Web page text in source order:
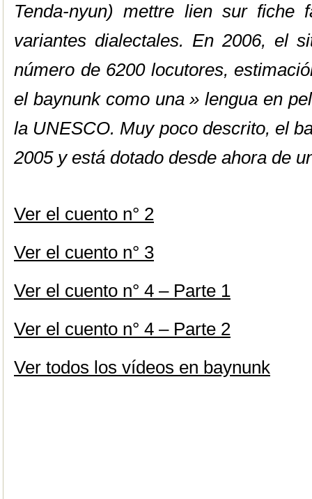
Tenda-nyun) mettre lien sur fiche
variantes dialectales. En 2006, el
número de 6200 locutores,
el baynunk como una » lengua en
la UNESCO. Muy poco descrito, el
2005 y está dotado desde ahora de
Ver el cuento n° 2
Ver el cuento n° 3
Ver el cuento n° 4 – Parte 1
Ver el cuento n° 4 – Parte 2
Ver todos los vídeos en baynunk